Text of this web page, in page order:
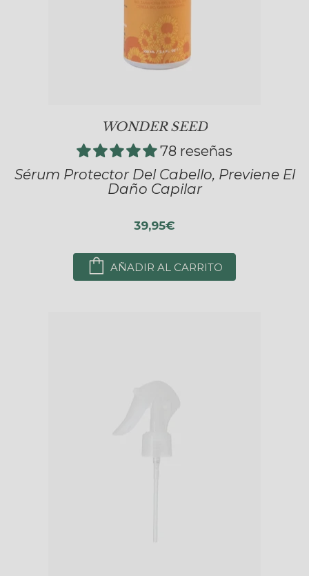
WONDER SEED
78 reseñas
Sérum Protector Del Cabello, Previene El
Daño Capilar
39,95€
AÑADIR AL CARRITO